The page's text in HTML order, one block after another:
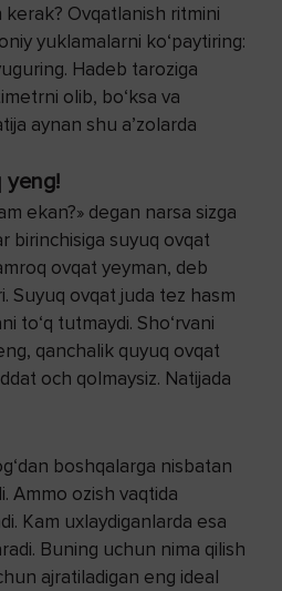
kerak? Ovqatlanish ritmini
yuklamalarni ko‘paytiring:
Hadeb taroziga
olib, bo‘ksa va
aynan shu a’zolarda
yeng!
ekan?» degan narsa sizga
birinchisiga suyuq ovqat
ovqat yeyman, deb
Suyuq ovqat juda tez hasm
to‘q tutmaydi. Sho‘rvani
qanchalik quyuq ovqat
och qolmaysiz. Natijada
boshqalarga nisbatan
Ammo ozish vaqtida
Kam uxlaydiganlarda esa
Buning uchun nima qilish
ajratiladigan eng ideal